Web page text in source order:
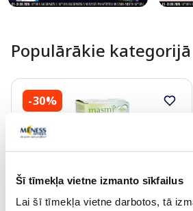
Šī tīmekļa vietne izmanto sīkfailus
Lai šī tīmekļa vietne darbotos, tā
Populārākie kategorijā
-30%